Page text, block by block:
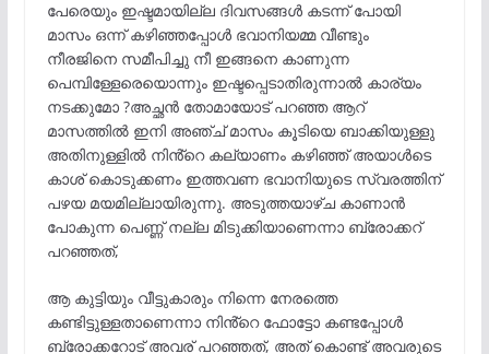
പേരെയും ഇഷ്ടമായില്ല ദിവസങ്ങൾ കടന്ന് പോയി
മാസം ഒന്ന് കഴിഞ്ഞപ്പോൾ ഭവാനിയമ്മ വീണ്ടും
നീരജിനെ സമീപിച്ചു നീ ഇങ്ങനെ കാണുന്ന
പെമ്പിള്ളേരെയൊന്നും ഇഷ്ടപ്പെടാതിരുന്നാൽ കാര്യം
നടക്കുമോ ?അച്ഛൻ തോമായോട് പറഞ്ഞ ആറ്
മാസത്തിൽ ഇനി അഞ്ച് മാസം കൂടിയെ ബാക്കിയുള്ളു
അതിനുള്ളിൽ നിൻ്റെ കല്യാണം കഴിഞ്ഞ് അയാൾടെ
കാശ് കൊടുക്കണം ഇത്തവണ ഭവാനിയുടെ സ്വരത്തിന്
പഴയ മയമില്ലായിരുന്നു. അടുത്തയാഴ്ച കാണാൻ
പോകുന്ന പെണ്ണ് നല്ല മിടുക്കിയാണെന്നാ ബ്രോക്കറ്
പറഞ്ഞത്,
ആ കുട്ടിയും വീട്ടുകാരും നിന്നെ നേരത്തെ
കണ്ടിട്ടുള്ളതാണെന്നാ നിൻ്റെ ഫോട്ടോ കണ്ടപ്പോൾ
ബ്രോക്കറോട് അവര് പറഞ്ഞത്, അത് കൊണ്ട് അവരുടെ